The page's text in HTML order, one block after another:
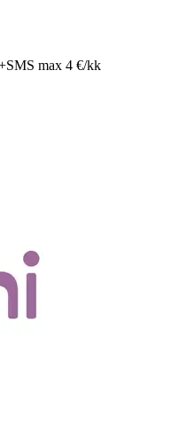
max 4 €/kk